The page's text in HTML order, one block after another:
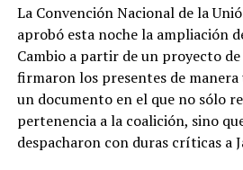
La Convención Nacional de la
aprobó esta noche la ampliación
Cambio a partir de un proyecto
firmaron los presentes de manera
un documento en el que no sólo
pertenencia a la coalición, sino
despacharon con duras críticas a